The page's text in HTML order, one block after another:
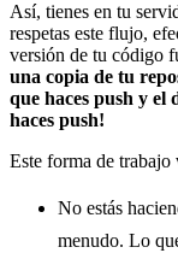
Así, tienes en tu
respetas este flujo,
versión de tu código
una copia de tu
que haces push y el
haces push!
Este forma de trabajo
No estás
menudo. Lo